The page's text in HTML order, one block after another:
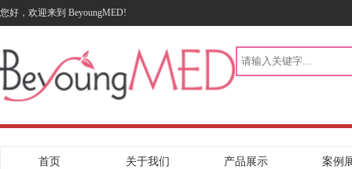
您好，欢迎来到 BeyoungMED!
首页 关于我们 产品展示 案例